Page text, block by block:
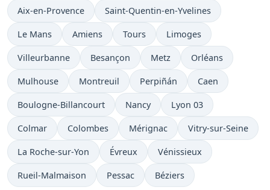
Aix-en-Provence Saint-Quentin-en-Yvelines
Le Mans Amiens Tours Limoges
Villeurbanne Besançon Metz Orléans
Mulhouse Montreuil Perpiñán Caen
Boulogne-Billancourt Nancy Lyon 03
Colmar Colombes Mérignac Vitry-sur-Seine
La Roche-sur-Yon Évreux Vénissieux
Rueil-Malmaison Pessac Béziers